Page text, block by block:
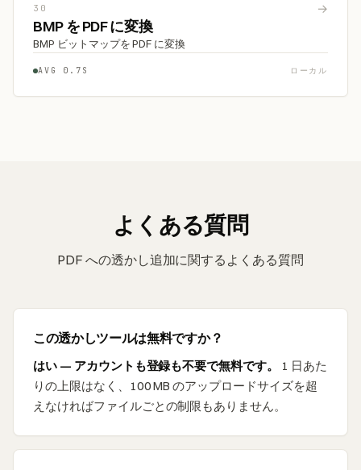
30 →
BMP を PDF に変換
BMP ビットマップを PDF に変換
AVG 0.7S ローカル
よくある質問
PDF への透かし追加に関するよくある質問
この透かしツールは無料ですか？
はい — アカウントも登録も不要で無料です。
1 日あた
りの上限はなく、100 MB のアップロードサイズを超
えなければファイルごとの制限もありません。